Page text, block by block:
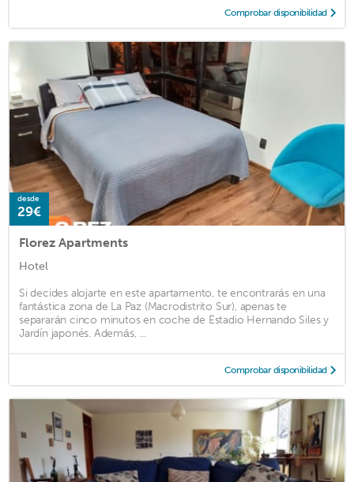
Comprobar disponibilidad
desde
29€
Florez Apartments
Hotel
Si decides alojarte en este apartamento, te encontrarás en una
fantástica zona de La Paz (Macrodistrito Sur), apenas te
separarán cinco minutos en coche de Estadio Hernando Siles y
Jardín japonés. Además, ...
Comprobar disponibilidad